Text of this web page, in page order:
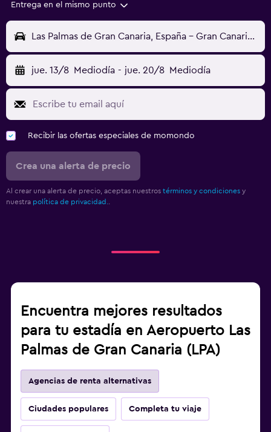
Entrega en el mismo punto
Las Palmas de Gran Canaria, España - Gran Canaria (LPA)
jue. 13/8 Mediodía - jue. 20/8 Mediodía
Recibir las ofertas especiales de momondo
Crea una alerta de precio
Al crear una alerta de precio, aceptas nuestros términos y condiciones y
nuestra política de privacidad..
Encuentra mejores resultados
para tu estadía en Aeropuerto Las
Palmas de Gran Canaria (LPA)
Agencias de renta alternativas
Ciudades populares Completa tu viaje